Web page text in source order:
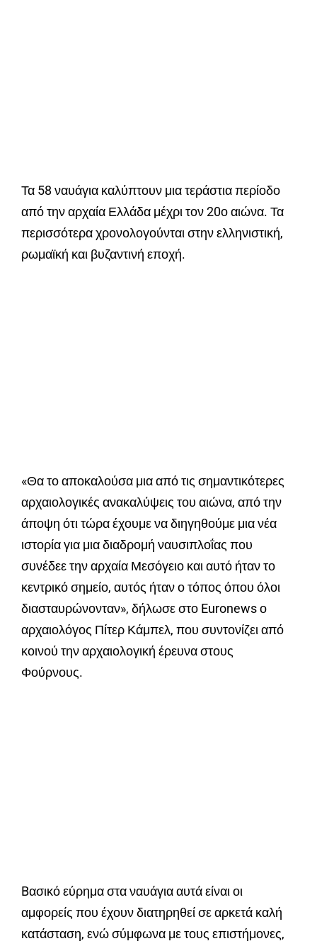
Τα 58 ναυάγια καλύπτουν μια τεράστια περίοδο
από την αρχαία Ελλάδα μέχρι τον 20ο αιώνα. Τα
περισσότερα χρονολογούνται στην ελληνιστική,
ρωμαϊκή και βυζαντινή εποχή.
«Θα το αποκαλούσα μια από τις σημαντικότερες
αρχαιολογικές ανακαλύψεις του αιώνα, από την
άποψη ότι τώρα έχουμε να διηγηθούμε μια νέα
ιστορία για μια διαδρομή ναυσιπλοΐας που
συνέδεε την αρχαία Μεσόγειο και αυτό ήταν το
κεντρικό σημείο, αυτός ήταν ο τόπος όπου όλοι
διασταυρώνονταν», δήλωσε στο Euronews ο
αρχαιολόγος Πίτερ Κάμπελ, που συντονίζει από
κοινού την αρχαιολογική έρευνα στους
Φούρνους.
Bασικό εύρημα στα ναυάγια αυτά είναι οι
αμφορείς που έχουν διατηρηθεί σε αρκετά καλή
κατάσταση, ενώ σύμφωνα με τους επιστήμονες,